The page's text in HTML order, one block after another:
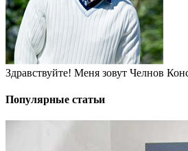
Здравствуйте! Меня зовут Челнов
Популярные статьи